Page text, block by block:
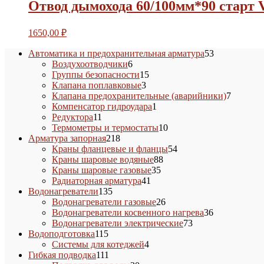
Отвод дымохода 60/100мм*90 старт
1650,00 ₽
Автоматика и предохранительная арматура5353
Воздухоотводчики66
товаров
Группы безопасности1515
Клапана поплавковые33
товара
Клапана предохранительные (аварийники)77
Компенсатор гидроудара1
Редуктора11
товаров
Термометры и термостаты1010
Арматура запорная218218
товаров
Краны фланцевые и фланцы5454
Краны шаровые водяные8888
Краны шаровые газовые3535
Радиаторная арматура41
Водонагреватели135135
товаров
Водонагреватели газовые2626
товаров
Водонагреватели косвенного нагрева3636
Водонагреватели электрические7373
Водоподготовка115115
товаров
Системы для котеджей44
Гибкая подводка111